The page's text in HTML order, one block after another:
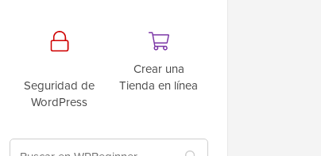
Seguridad de
WordPress
Crear una
Tienda en línea